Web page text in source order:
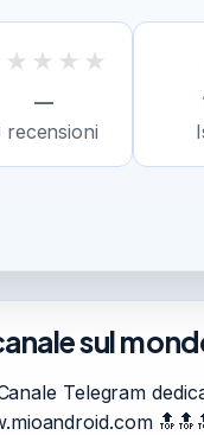
★ ★ ★ ★
—
recensioni
sul
Telegram